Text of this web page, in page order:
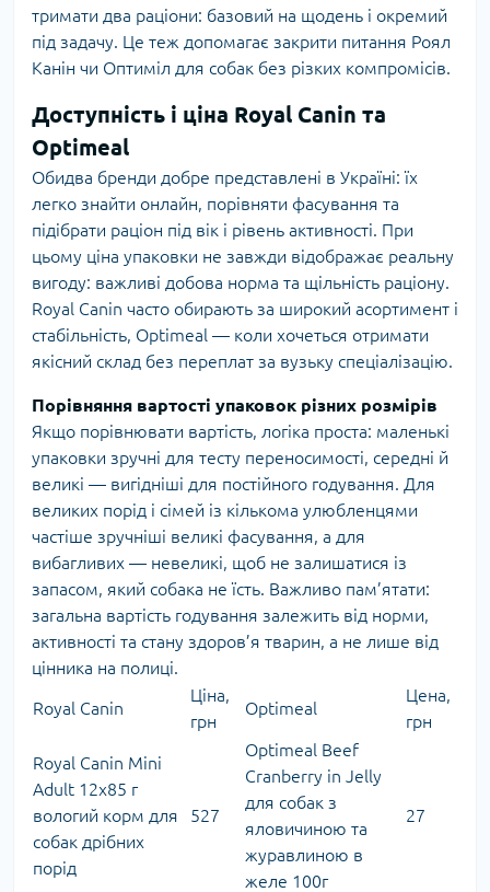
тримати два раціони: базовий на щодень і окремий
під задачу. Це теж допомагає закрити питання Роял
Канін чи Оптиміл для собак без різких компромісів.
Доступність і ціна Royal Canin та
Optimeal
Обидва бренди добре представлені в Україні: їх
легко знайти онлайн, порівняти фасування та
підібрати раціон під вік і рівень активності. При
цьому ціна упаковки не завжди відображає реальну
вигоду: важливі добова норма та щільність раціону.
Royal Canin часто обирають за широкий асортимент і
стабільність, Optimeal — коли хочеться отримати
якісний склад без переплат за вузьку спеціалізацію.
Порівняння вартості упаковок різних розмірів
Якщо порівнювати вартість, логіка проста: маленькі
упаковки зручні для тесту переносимості, середні й
великі — вигідніші для постійного годування. Для
великих порід і сімей із кількома улюбленцями
частіше зручніші великі фасування, а для
вибагливих — невеликі, щоб не залишатися із
запасом, який собака не їсть. Важливо пам’ятати:
загальна вартість годування залежить від норми,
активності та стану здоров’я тварин, а не лише від
цінника на полиці.
Royal Canin
Ціна,
грн
Optimeal
Цена,
грн
Royal Canin Mini
Adult 12х85 г
вологий корм для
собак дрібних
порід
527
Optimeal Beef
Cranberry in Jelly
для собак з
яловичиною та
журавлиною в
желе 100г
27